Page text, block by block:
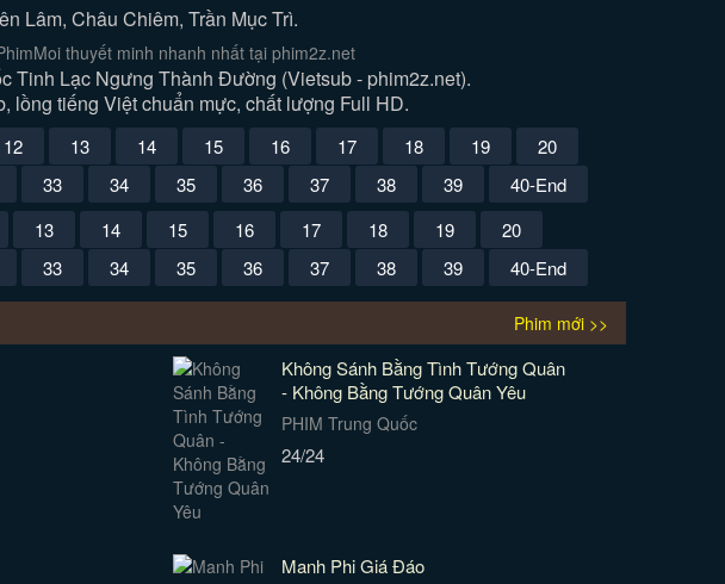
Lâm, Châu Chiêm, Trần Mục Trì.
thuyết minh nhanh nhất tại phim2z.net
Tinh Lạc Ngưng Thành Đường (Vietsub - phim2z.net).
lồng tiếng Việt chuẩn mực, chất lượng Full HD.
12 13 14 15 16 17 18 19
20
33 34 35 36 37 38 39
40-End
13 14 15 16 17 18 19
20
33 34 35 36 37 38 39 40-End
Phim mới >>
Không Sánh Bằng Tình Tướng Quân
- Không Bằng Tướng Quân Yêu
PHIM Trung Quốc
24/24
Manh Phi Giá Đáo